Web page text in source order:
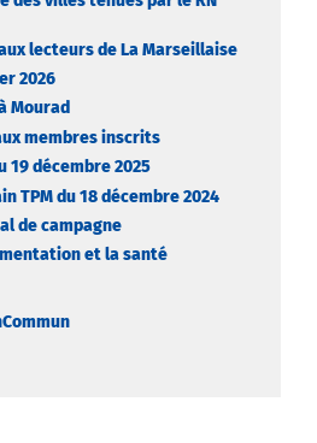
lecteurs de La Marseillaise
2026
Mourad
membres inscrits
19 décembre 2025
TPM du 18 décembre 2024
de campagne
et la santé